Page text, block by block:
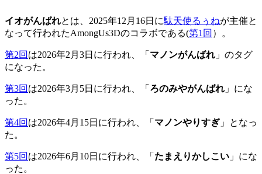
イオがんばれとは、2025年12月16日に駄天使るぅねが主催と
なって行われたAmongUs3Dのコラボである(第1回 ）。
第2回 は2026年2月3日に行われ、「 マノンがんばれ 」のタグ
になった。
第3回 は2026年3月5日に行われ、「 ろのみやがんばれ 」にな
った。
第4回 は2026年4月15日に行われ、「 マノンやりすぎ 」となっ
た。
第5回 は2026年6月10日に行われ、「 たまえりかしこい 」にな
った。